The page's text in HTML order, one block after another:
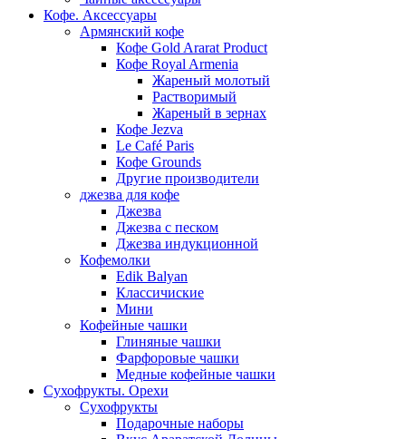
Кофе. Аксессуары
Армянский кофе
Кофе Gold Ararat Product
Кофе Royal Armenia
Жареный молотый
Растворимый
Жареный в зернах
Кофе Jezva
Le Café Paris
Кофе Grounds
Другие производители
джезва для кофе
Джезва
Джезва с песком
Джезва индукционной
Кофемолки
Edik Balyan
Классичиские
Мини
Кофейные чашки
Глиняные чашки
Фарфоровые чашки
Медные кофейные чашки
Сухофрукты. Орехи
Сухофрукты
Подарочные наборы